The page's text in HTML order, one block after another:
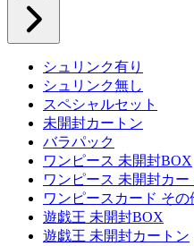
シュリンク有り
シュリンク無し
スペシャルセット
未開封カートン
バラパック
ワンピース 未開封BOX
ワンピース 未開封カー
ワンピースカード その
遊戯王 未開封BOX
遊戯王 未開封カートン